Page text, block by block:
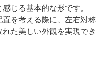
じる基本的な形です。
を考える際に、左右対称
た美しい外観を実現でき